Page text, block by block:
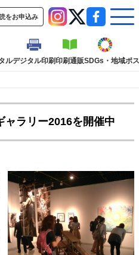
をお申込み
ルデジタル印刷印刷通販SDGs・地域ポ
デジタル印刷
印刷通販
ネス イベント 信用情報
業界
ラリー2016を開催中